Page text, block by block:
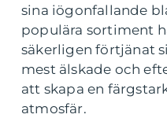
sina iögonfallande
populära sortiment
säkerligen förtjänat
mest älskade och
att skapa en
atmosfär.